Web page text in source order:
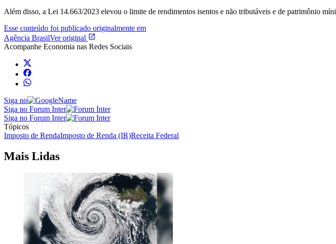
Além disso, a Lei 14.663/2023 elevou o limite de rendimentos isentos e não tributáveis e de patrimônio
Esse conteúdo foi publicado originalmente em
Agência BrasilVer original
Acompanhe Economia nas Redes Sociais
Siga no
Siga no Forum Inter
Siga no Forum Inter
Tópicos
Imposto de RendaImposto de Renda (IR)Receita Federal
Mais Lidas